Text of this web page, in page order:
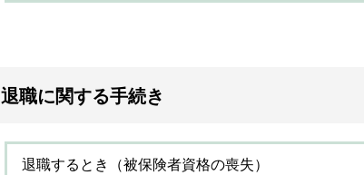
退職に関する手続き
退職するとき（被保険者資格の喪失）